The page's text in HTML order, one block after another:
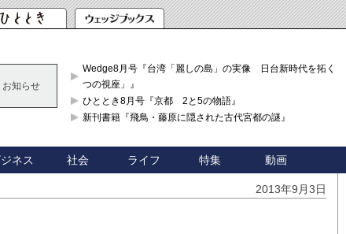
お知らせ
Wedge8月号『台湾「麗しの島」の実像 日台新時代を拓く「3
つの視座」』
ひととき8月号『京都 2と5の物語』
新刊書籍『飛鳥・藤原に隠された古代宮都の謎』
ネス 社会 ライフ 特集 動画
2013年9月3日